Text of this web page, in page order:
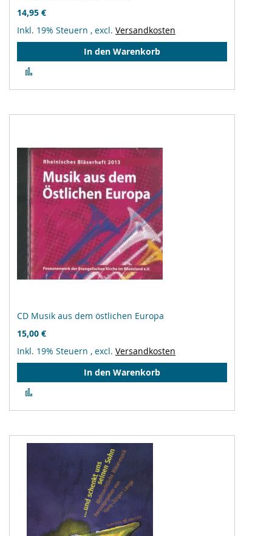
14,95 €
Inkl. 19% Steuern , excl. Versandkosten
In den Warenkorb
hinzufügen
CD Musik aus dem östlichen Europa
15,00 €
Inkl. 19% Steuern , excl. Versandkosten
In den Warenkorb
hinzufügen